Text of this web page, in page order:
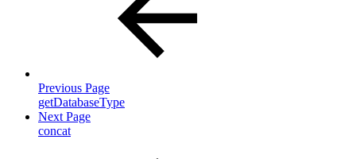
Previous Page
getDatabaseType
Next Page
concat